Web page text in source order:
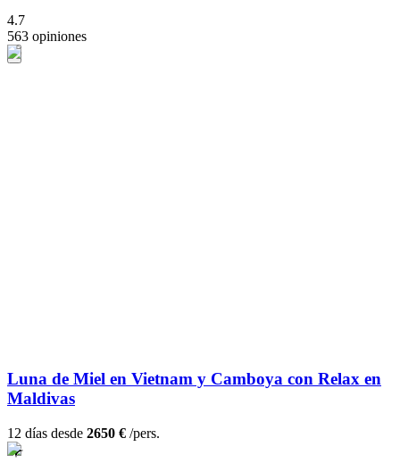
4.7
563 opiniones
Luna de Miel en Vietnam y Camboya con Relax en
Maldivas
12 días desde 2650 € /pers.